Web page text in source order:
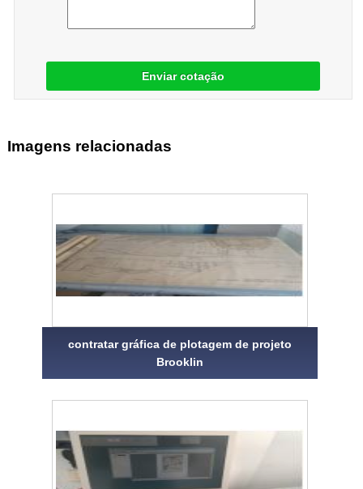
Enviar cotação
Imagens relacionadas
contratar gráfica de plotagem de projeto
Brooklin